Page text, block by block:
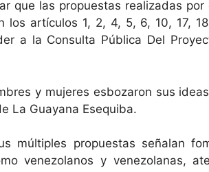
que las propuestas realizadas
los artículos 1, 2, 4, 5, 6, 10, 17,
a la Consulta Pública Del
y mujeres esbozaron sus
La Guayana Esequiba.
múltiples propuestas señalan
venezolanos y venezolanas,